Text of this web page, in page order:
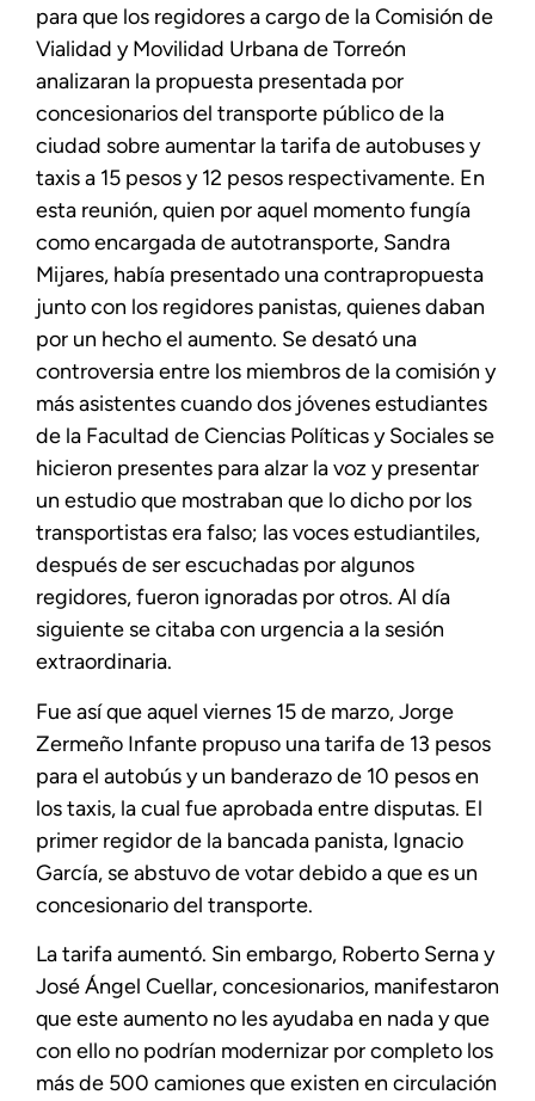
para que los regidores a cargo de la Comisión de
Vialidad y Movilidad Urbana de Torreón
analizaran la propuesta presentada por
concesionarios del transporte público de la
ciudad sobre aumentar la tarifa de autobuses y
taxis a 15 pesos y 12 pesos respectivamente. En
esta reunión, quien por aquel momento fungía
como encargada de autotransporte, Sandra
Mijares, había presentado una contrapropuesta
junto con los regidores panistas, quienes daban
por un hecho el aumento. Se desató una
controversia entre los miembros de la comisión y
más asistentes cuando dos jóvenes estudiantes
de la Facultad de Ciencias Políticas y Sociales se
hicieron presentes para alzar la voz y presentar
un estudio que mostraban que lo dicho por los
transportistas era falso; las voces estudiantiles,
después de ser escuchadas por algunos
regidores, fueron ignoradas por otros. Al día
siguiente se citaba con urgencia a la sesión
extraordinaria.
Fue así que aquel viernes 15 de marzo, Jorge
Zermeño Infante propuso una tarifa de 13 pesos
para el autobús y un banderazo de 10 pesos en
los taxis, la cual fue aprobada entre disputas. El
primer regidor de la bancada panista, Ignacio
García, se abstuvo de votar debido a que es un
concesionario del transporte.
La tarifa aumentó. Sin embargo, Roberto Serna y
José Ángel Cuellar, concesionarios, manifestaron
que este aumento no les ayudaba en nada y que
con ello no podrían modernizar por completo los
más de 500 camiones que existen en circulación